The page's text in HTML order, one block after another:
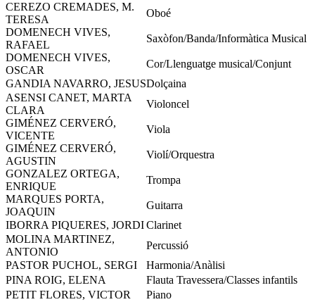
CEREZO CREMADES, M.
TERESA
Oboé
DOMENECH VIVES,
RAFAEL
Saxòfon/Banda/Informàtica Musical
DOMENECH VIVES,
OSCAR
Cor/Llenguatge musical/Conjunt
GANDIA NAVARRO, JESUSDolçaina
ASENSI CANET, MARTA
CLARA
Violoncel
GIMÉNEZ CERVERÓ,
VICENTE
Viola
GIMÉNEZ CERVERÓ,
AGUSTIN
Violí/Orquestra
GONZALEZ ORTEGA,
ENRIQUE
Trompa
MARQUES PORTA,
JOAQUIN
Guitarra
IBORRA PIQUERES, JORDIClarinet
MOLINA MARTINEZ,
ANTONIO
Percussió
PASTOR PUCHOL, SERGI
Harmonia/Anàlisi
PINA ROIG, ELENA
Flauta Travessera/Classes infantils
PETIT FLORES, VICTOR
Piano